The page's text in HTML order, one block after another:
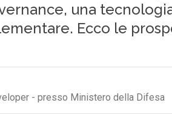
una
Ecco le
- presso Ministero della Difesa